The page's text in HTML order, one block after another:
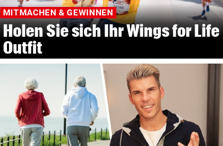
MITMACHEN & GEWINNEN
Holen Sie sich Ihr Wings for Life
Outfit